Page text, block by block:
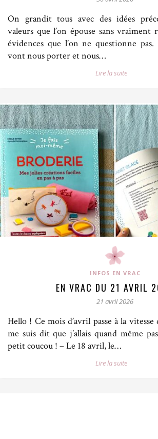
On grandit tous avec des idées
valeurs que l’on épouse sans vraiment
évidences que l’on ne questionne pas.
vont nous porter et nous…
Lire la suite
INFOS EN VRAC
EN VRAC DU 21 AVRIL
21 avril 2026
Hello ! Ce mois d’avril passe à la vitesse
me suis dit que j’allais quand même
petit coucou ! – Le 18 avril, le…
Lire la suite